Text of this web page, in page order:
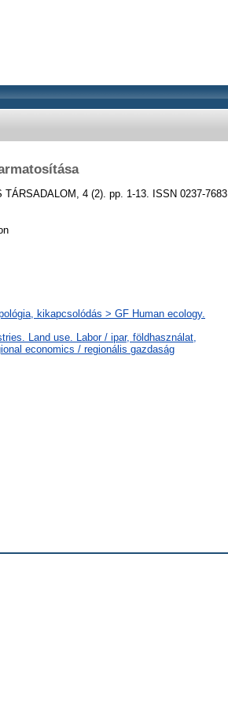
TÁRSADALOM, 4 (2). pp. 1-13. ISSN 0237-7683
kikapcsolódás > GF Human ecology.
Land use. Labor / ipar, földhasználat,
economics / regionális gazdaság